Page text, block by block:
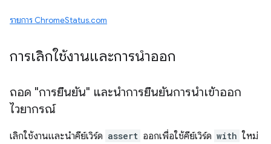
รายการ ChromeStatus.com
การเลิกใช้งานและการนำออก
ถอด "การยืนยัน" และนำการยืนยันการนำเข้าออก
ไวยากรณ์
เลิกใช้งานและนำคีย์เวิร์ด assert ออกเพื่อใช้คีย์เวิร์ด with ใหม่